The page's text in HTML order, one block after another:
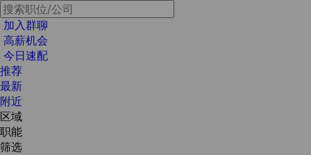
加入群聊
高薪机会
今日速配
推荐
最新
附近
区域
职能
筛选